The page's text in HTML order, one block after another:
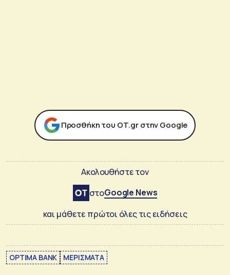
Προσθήκη του ΟΤ.gr στην Google
Ακολουθήστε τον
στοGoogle News
και μάθετε πρώτοι όλες τις ειδήσεις
OPTIMA BANK ΜΕΡΙΣΜΑΤΑ